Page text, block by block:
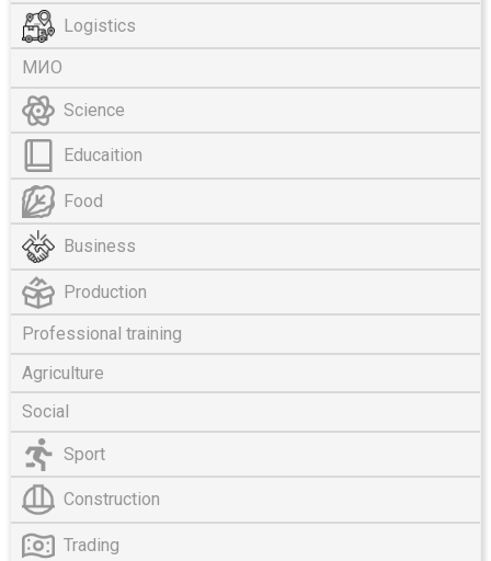
Logistics
МИО
Science
Educaition
Food
Business
Production
Professional training
Agriculture
Social
Sport
Construction
Trading